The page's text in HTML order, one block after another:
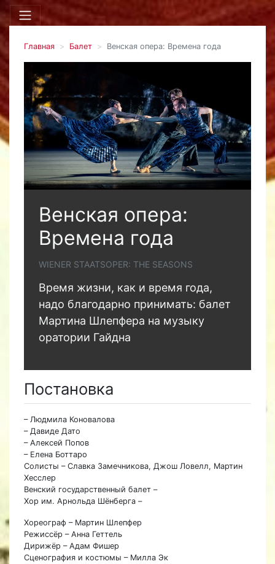
Главная Балет Венская опера: Времена года
Венская опера:
Времена года
WIENER STAATSOPER: THE SEASONS
Время жизни, как и время года,
надо благодарно принимать: балет
Мартина Шлепфера на музыку
оратории Гайдна
Постановка
– Людмила Коновалова
– Давиде Дато
– Алексей Попов
– Елена Боттаро
Солисты – Славка Замечникова, Джош Ловелл, Мартин
Хесслер
Венский государственный балет –
Хор им. Арнольда Шёнберга –
Хореограф – Мартин Шлепфер
Режиссёр – Анна Геттель
Дирижёр – Адам Фишер
Сценография и костюмы – Милла Эк